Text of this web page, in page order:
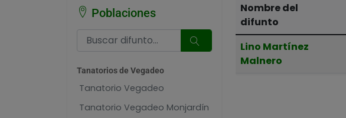
Poblaciones
Tanatorios de Vegadeo
Tanatorio Vegadeo
Tanatorio Vegadeo Monjardín
Nombre del
difunto
Lino Martínez
Malnero